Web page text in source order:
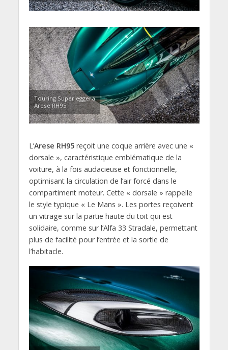
Touring Superleggera
Arese RH95
L’Arese RH95reçoit une coque arrière avec une «
dorsale », caractéristique emblématique de la
voiture, à la fois audacieuse et fonctionnelle,
optimisant la circulation de l’air forcé dans le
compartiment moteur. Cette « dorsale » rappelle
le style typique « Le Mans ». Les portes reçoivent
un vitrage sur la partie haute du toit qui est
solidaire, comme sur l’Alfa 33 Stradale, permettant
plus de facilité pour l’entrée et la sortie de
l’habitacle.